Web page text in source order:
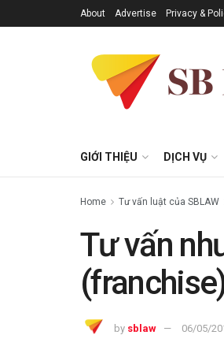
About Advertise Privacy &
GIỚI THIỆU DỊCH VỤ
Home Tư vấn luật của SBLAW
Tư vấn
by sblaw 06/05/